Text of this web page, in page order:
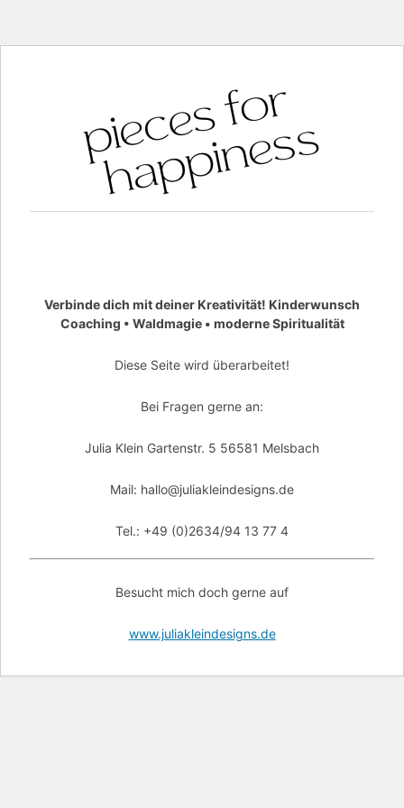
Verbinde dich mit deiner Kreativität! Kinderwunsch
Coaching • Waldmagie • moderne Spiritualität
Diese Seite wird überarbeitet!
Bei Fragen gerne an:
Julia Klein Gartenstr. 5 56581 Melsbach
Mail: hallo@juliakleindesigns.de
Tel.: +49 (0)2634/94 13 77 4
Besucht mich doch gerne auf
www.juliakleindesigns.de